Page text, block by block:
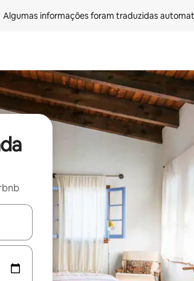
Algumas informações foram traduzidas
os usando as seta para cima e para